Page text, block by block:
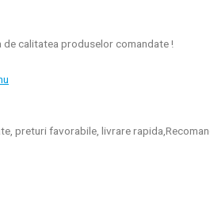
calitatea produselor comandate !
preturi favorabile, livrare